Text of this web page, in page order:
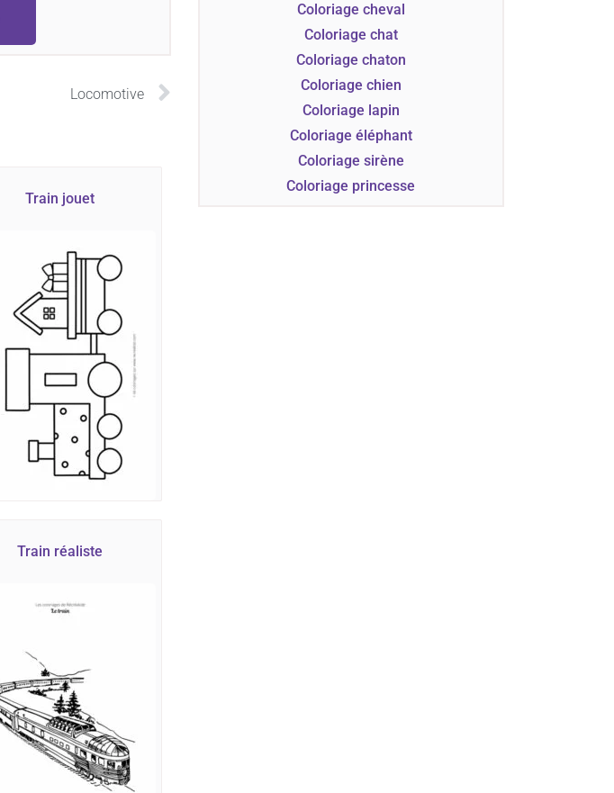
Locomotive
Train jouet
Train réaliste
Coloriage cheval
Coloriage chat
Coloriage chaton
Coloriage chien
Coloriage lapin
Coloriage éléphant
Coloriage sirène
Coloriage princesse